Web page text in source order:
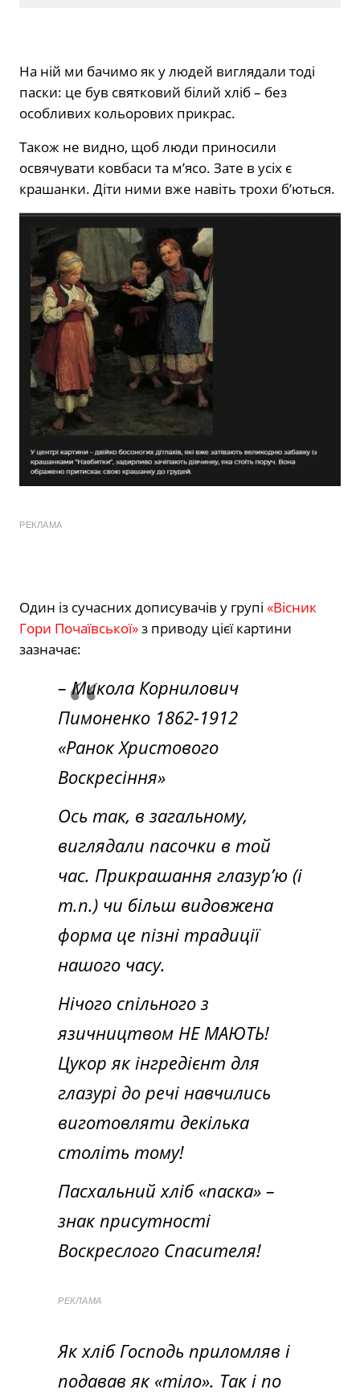
На ній ми бачимо як у людей виглядали тоді
паски: це був святковий білий хліб – без
особливих кольорових прикрас.
Також не видно, щоб люди приносили
освячувати ковбаси та м’ясо. Зате в усіх є
крашанки. Діти ними вже навіть трохи б’ються.
РЕКЛАМА
Один із сучасних дописувачів у групі «Вісник
Гори Почаївської»з приводу цієї картини
зазначає:
– Микола Корнилович
Пимоненко 1862-1912
«Ранок Христового
Воскресіння»
Ось так, в загальному,
виглядали пасочки в той
час. Прикрашання глазурʼю (і
т.п.) чи більш видовжена
форма це пізні традиції
нашого часу.
Нічого спільного з
язичництвом НЕ МАЮТЬ!
Цукор як інгредієнт для
глазурі до речі навчились
виготовляти декілька
століть тому!
Пасхальний хліб «паска» –
знак присутності
Воскреслого Спасителя!
РЕКЛАМА
Як хліб Господь приломляв і
подавав як «тіло». Так і по